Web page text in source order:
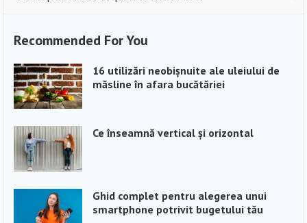
Recommended For You
16 utilizări neobișnuite ale uleiului de
măsline în afara bucătăriei
Ce înseamnă vertical și orizontal
Ghid complet pentru alegerea unui
smartphone potrivit bugetului tău